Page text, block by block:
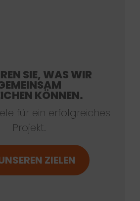
SIE, WAS WIR
KÖNNEN.
für ein erfolgreiches
Projekt.
ZIELEN